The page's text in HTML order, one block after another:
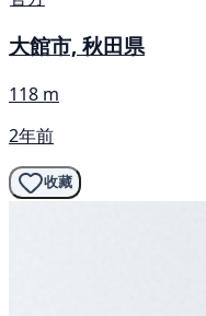
大館市, 秋田県
118 m
2年前
收藏